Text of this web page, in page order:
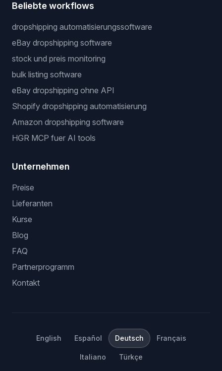
Beliebte workflows
dropshipping automatisierungssoftware
eBay dropshipping software
stock und preis monitoring
bulk listing software
eBay dropshipping ohne API
Shopify dropshipping automatisierung
Amazon dropshipping software
HGR MCP fuer AI tools
Unternehmen
Preise
Lieferanten
Kurse
Blog
FAQ
Partnerprogramm
Kontakt
English Español Deutsch Français
Italiano Türkçe